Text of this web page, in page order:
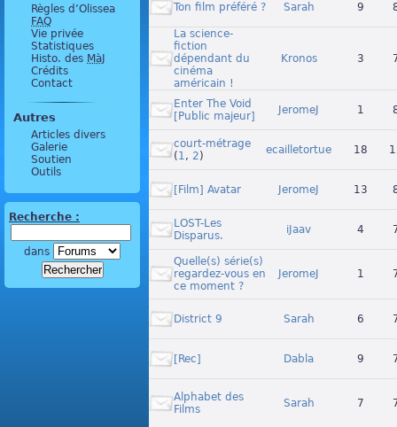
Règles d’Olissea
FAQ
Vie privée
Statistiques
Histo. des MàJ
Crédits
Contact
Autres
Articles divers
Galerie
Soutien
Outils
Recherche :
dans
Ton film préféré ? Sarah 9
La science-
fiction
dépendant du
cinéma
américain !
Kronos 3
Enter The Void
[Public majeur]
JeromeJ 1
court-métrage
( 1, 2) ecailletortue 18
[Film] Avatar JeromeJ 13
LOST-Les
Disparus.
iJaav 4
Quelle(s) série(s)
regardez-vous en
ce moment ?
JeromeJ 1
District 9 Sarah 6
[Rec] Dabla 9
Alphabet des
Films
Sarah 7